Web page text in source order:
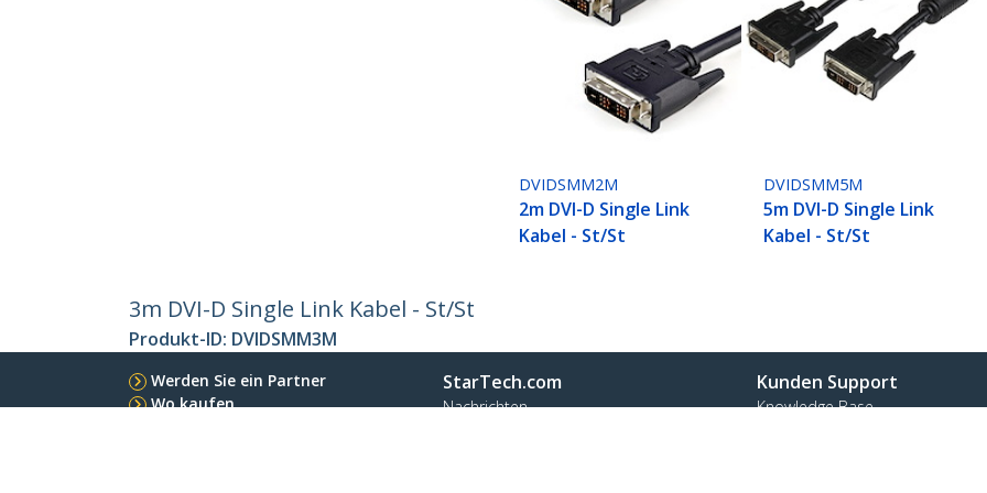
DVIDSMM2M
2m DVI-D Single Link
Kabel - St/St
DVIDSMM5M
5m DVI-D Single Link
Kabel - St/St
3m DVI-D Single Link Kabel - St/St
Produkt-ID: DVIDSMM3M
Werden Sie ein Partner
Wo kaufen
StarTech.com
Nachrichten
Kunden Support
Knowledge Base